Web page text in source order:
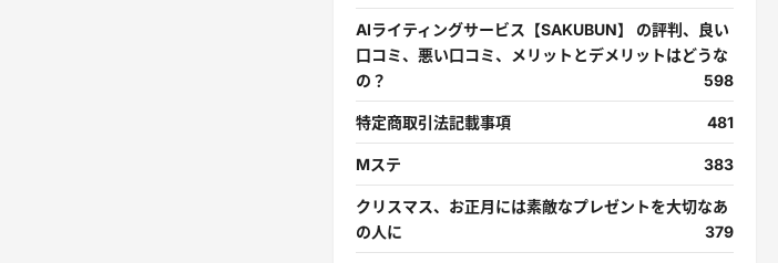
AIライティングサービス【SAKUBUN】 の評判、良い
口コミ、悪い口コミ、メリットとデメリットはどうな
の？
598
特定商取引法記載事項 481
Mステ 383
クリスマス、お正月には素敵なプレゼントを大切なあ
の人に
379